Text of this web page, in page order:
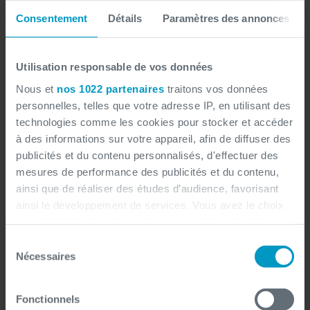
Consentement Détails Paramètres des annonces
Utilisation responsable de vos données
Nous et nos 1022 partenaires traitons vos données
personnelles, telles que votre adresse IP, en utilisant des
technologies comme les cookies pour stocker et accéder
à des informations sur votre appareil, afin de diffuser des
publicités et du contenu personnalisés, d'effectuer des
mesures de performance des publicités et du contenu,
ainsi que de réaliser des études d’audience, favorisant
ainsi le développement de services. Vous avez le choix
tout moment en consultant la Déclaration relative aux
cookies ou en cliquant sur l'icône de confidentialité.
Si vous le permettez, nous aimerions également :
Nécessaires
Fonctionnels
100% personnalisable
Configurez vos circuits de e-signature : en parallèle
ou en séquence, pour plusieurs documents.
Interface
Bénéficiez d’une expérience utilisateur fluide avec
une interface simple, claire et ergonomique.